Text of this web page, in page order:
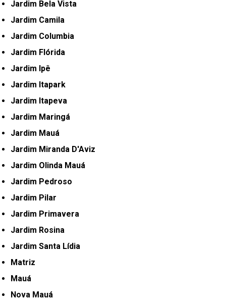
Jardim Bela Vista
Jardim Camila
Jardim Columbia
Jardim Flórida
Jardim Ipê
Jardim Itapark
Jardim Itapeva
Jardim Maringá
Jardim Mauá
Jardim Miranda D'Aviz
Jardim Olinda Mauá
Jardim Pedroso
Jardim Pilar
Jardim Primavera
Jardim Rosina
Jardim Santa Lídia
Matriz
Mauá
Nova Mauá